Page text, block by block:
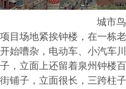
城市
项目场地紧挨钟楼，在一栋
开始嘈杂，电动车、小汽车
子，立面上还留着泉州钟楼
街铺子，立面很长，三跨柱